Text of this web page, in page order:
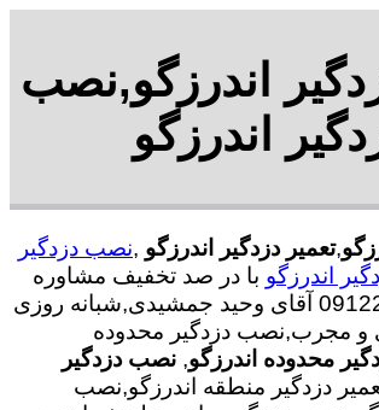
اندرزگو,نصب
اندرزگو
,تعمیر دزدگیر اندرزگو ,نصب دزدگیر
اندرزگو با در صد تخفیف مشاوره
رایگان,09122362676 آقای وحید جمشیدی,شبانه روزی
و مجرب,نصب دزدگیر محدوده
محدوده اندرزگو, نصب دزدگیر
دزدگیر منطقه اندرزگو,نصب